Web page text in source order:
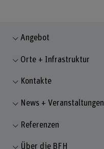
Angebot
Orte + Infrastruktur
Kontakte
News + Veranstaltungen
Referenzen
Über die BFH